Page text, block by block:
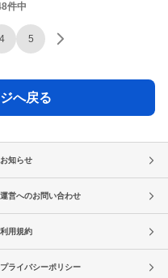
件中
4 5
へ戻る
お知らせ
運営へのお問い合わせ
利用規約
プライバシーポリシー